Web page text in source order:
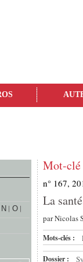
N
O
Mot-clé
n° 167,
La
parNicolas
Mots-clés :
Dossier :